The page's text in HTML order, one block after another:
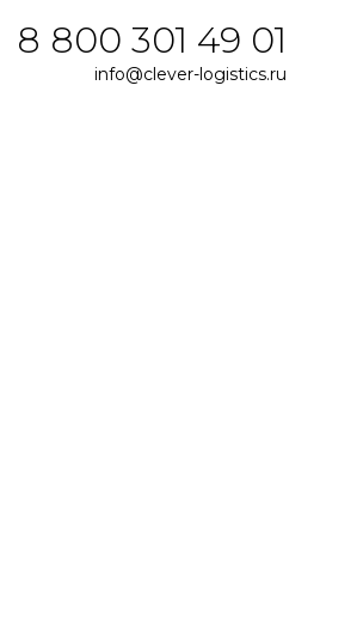
8 800 301 49 01
info@clever-logistics.ru